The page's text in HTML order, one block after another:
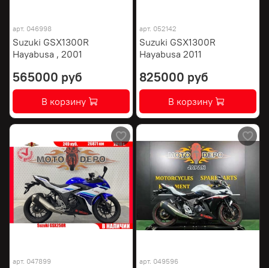
арт. 046998
Suzuki GSX1300R
Hayabusa , 2001
565000 руб
В корзину
арт. 052142
Suzuki GSX1300R
Hayabusa 2011
825000 руб
В корзину
арт. 047899 арт. 049596